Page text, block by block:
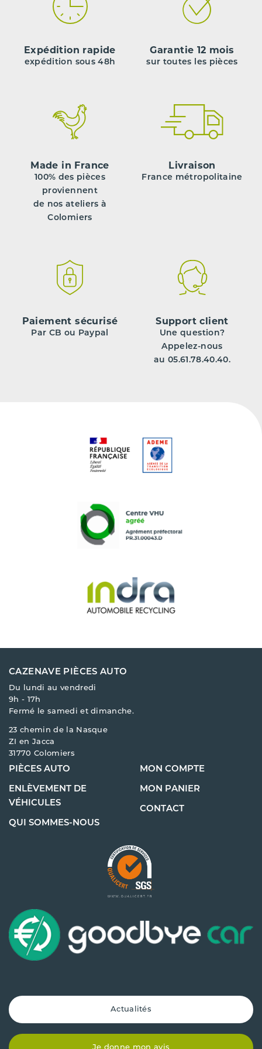
Expédition rapide
expédition sous 48h
Garantie 12 mois
sur toutes les pièces
Made in France
100% des pièces
proviennent
de nos ateliers à
Colomiers
Livraison
France métropolitaine
Paiement sécurisé
Par CB ou Paypal
Support client
Une question?
Appelez-nous
au 05.61.78.40.40.
CAZENAVE PIÈCES AUTO
Du lundi au vendredi
9h - 17h
Fermé le samedi et dimanche.
23 chemin de la Nasque
ZI en Jacca
31770 Colomiers
PIÈCES AUTO
ENLÈVEMENT DE
VÉHICULES
QUI SOMMES-NOUS
MON COMPTE
MON PANIER
CONTACT
Actualités